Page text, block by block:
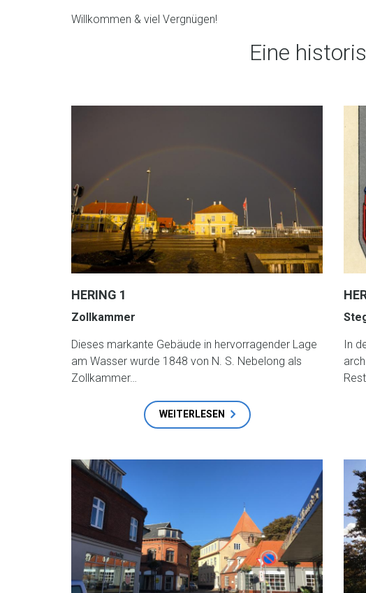
Willkommen & viel Vergnügen!
Eine
HERING 1
Zollkammer
Dieses markante Gebäude in hervorragender Lage
am Wasser wurde 1848 von N. S. Nebelong als
Zollkammer…
WEITERLESEN
In